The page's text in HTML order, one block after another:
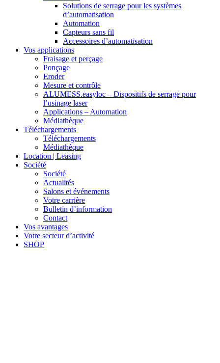
Solutions de serrage pour les systèmes
d’automatisation
Automation
Capteurs sans fil
Accessoires d’automatisation
Vos applications
Fraisage et perçage
Ponçage
Eroder
Mesure et contrôle
ALUMESS.easyloc – Dispositifs de serrage pour
l’usinage laser
Applications – Automation
Médiathèque
Téléchargements
Téléchargements
Médiathèque
Location | Leasing
Société
Société
Actualités
Salons et événements
Votre carrière
Bulletin d’information
Contact
Vos avantages
Votre secteur d’activité
SHOP